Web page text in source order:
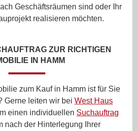
Geschäftsräumen sind oder Ihr
realisieren möchten.
ZUR RICHTIGEN
IN HAMM
zum Kauf in Hamm ist für Sie
Gerne leiten wir bei West Haus
einen individuellen Suchauftrag
nach der Hinterlegung Ihrer